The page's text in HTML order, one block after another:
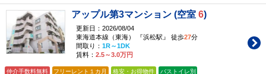
アップル第3マンション (空室 6)
更新日：2026/08/04
東海道本線（東海） 『浜松駅』 徒歩27分
間取り： 1R～1DK
賃料： 2.5～3.0万円
仲介手数料無料 フリーレント１カ月 格安・お得物件 バストイレ別